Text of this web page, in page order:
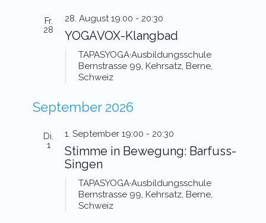
Fr.
28
YOGAVOX-Klangbad
28. August 19:00 - 20:30
TAPASYOGA·Ausbildungsschule
Bernstrasse 99, Kehrsatz, Berne,
Schweiz
September 2026
Di.
1
Stimme in Bewegung: Barfuss-
Singen
1. September 19:00 - 20:30
TAPASYOGA·Ausbildungsschule
Bernstrasse 99, Kehrsatz, Berne,
Schweiz